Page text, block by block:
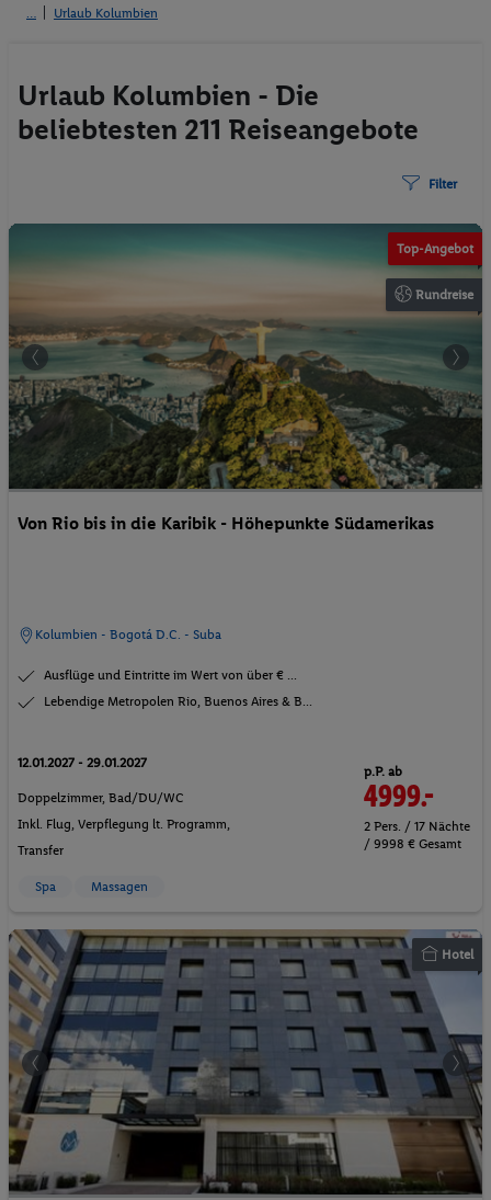
Urlaub Kolumbien
Urlaub Kolumbien - Die
beliebtesten 211 Reiseangebote
Filter
Top-Angebot
Rundreise
Von Rio bis in die Karibik - Höhepunkte Südamerikas
Kolumbien - Bogotá D.C. - Suba
Ausflüge und Eintritte im Wert von über € ...
Lebendige Metropolen Rio, Buenos Aires & B...
12.01.2027 - 29.01.2027
Doppelzimmer, Bad/DU/WC
Inkl. Flug, Verpflegung lt. Programm
Transfer
p.P. ab
4999.-
2 Pers. / 17 Nächte
/ 9998 € Gesamt
Spa Massagen
Hotel